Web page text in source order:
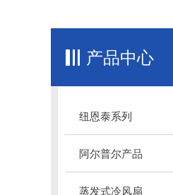
产品中心
纽恩泰系列
阿尔普尔产品
蒸发式冷风扇